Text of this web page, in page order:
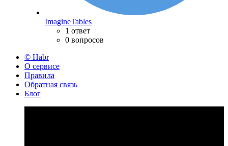
ImagineTables
1 ответ
0 вопросов
© Habr
О сервисе
Правила
Обратная связь
Блог